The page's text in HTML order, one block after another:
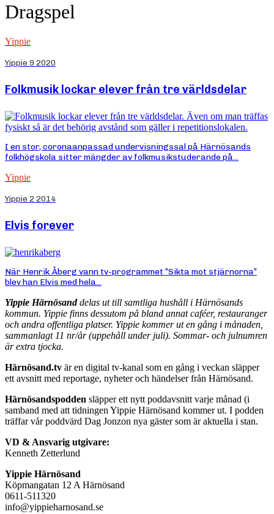
Dragspel
Yippie
Yippie 9 2020
Folkmusik lockar elever från tre världsdelar
I en stor, coronaanpassad undervisningssal på Härnösands
folkhögskola sitter mängder av folkmusikstuderande på...
Yippie
Yippie 2 2014
Elvis forever
När Henrik Åberg vann tv-programmet ”Sikta mot stjärnorna”
blev han Elvis med hela...
Yippie Härnösanddelas ut till samtliga hushåll i Härnösands
kommun. Yippie finns dessutom på bland annat caféer, restauranger
och andra offentliga platser. Yippie kommer ut en gång i månaden,
sammanlagt 11 nr/år (uppehåll under juli). Sommar- och julnumren
är extra tjocka.
Härnösand.tv är en digital tv-kanal som en gång i veckan släpper
ett avsnitt med reportage, nyheter och händelser från Härnösand.
Härnösandspodden släpper ett nytt poddavsnitt varje månad (i
samband med att tidningen Yippie Härnösand kommer ut. I podden
träffar vår poddvärd Dag Jonzon nya gäster som är aktuella i stan.
VD & Ansvarig utgivare:
Kenneth Zetterlund
Yippie Härnösand
Köpmangatan 12 A Härnösand
0611-511320
info@yippieharnosand.se